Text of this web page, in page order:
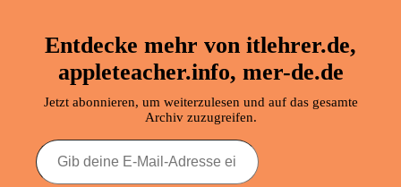
Entdecke mehr von itlehrer.de,
appleteacher.info, mer-de.de
Jetzt abonnieren, um weiterzulesen und auf das gesamte
Archiv zuzugreifen.
Gib
deine
E-